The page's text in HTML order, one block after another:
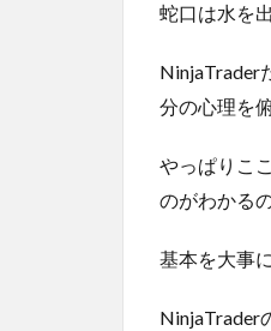
蛇口は水を
NinjaTrader
分の心理を
やっぱりこ
のがわかる
基本を大事
NinjaTrader